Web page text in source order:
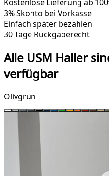
Kostenlose Lieferung ab
3% Skonto bei Vorkasse
Einfach später bezahlen
30 Tage Rückgaberecht
Alle USM Haller
verfügbar
Olivgrün